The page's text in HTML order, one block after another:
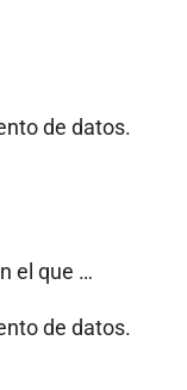
de datos.
el que …
de datos.